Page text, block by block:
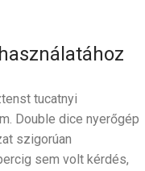
tucatnyi
Double dice nyerőgép
szigorúan
sem volt kérdés,